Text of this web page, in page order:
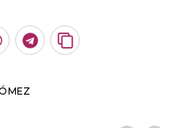
Telegram
Copiar